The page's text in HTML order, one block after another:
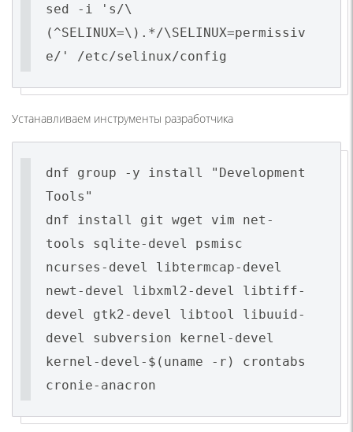
sed -i 's/\
(^SELINUX=\).*/\SELINUX=permissiv
e/' /etc/selinux/config
Устанавливаем инструменты разработчика
dnf group -y install "Development
Tools"
dnf install git wget vim net-
tools sqlite-devel psmisc
ncurses-devel libtermcap-devel
newt-devel libxml2-devel libtiff-
devel gtk2-devel libtool libuuid-
devel subversion kernel-devel
kernel-devel-$(uname -r) crontabs
cronie-anacron